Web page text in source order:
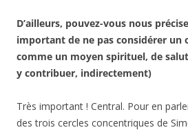
D’ailleurs, pouvez-vous nous
important de ne pas considérer un
comme un moyen spirituel, de
y contribuer, indirectement)
Très important ! Central. Pour en
des trois cercles concentriques de